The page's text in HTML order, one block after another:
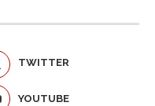
TWITTER
YOUTUBE